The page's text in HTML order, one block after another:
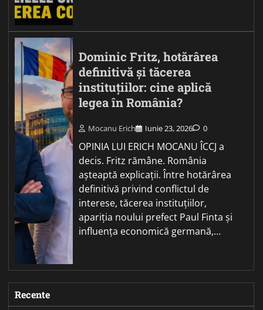
Dominic Fritz, hotărârea
definitivă și tăcerea
instituțiilor: cine aplică
legea în România?
Mocanu Erich Iunie 23, 2026 0
OPINIA LUI ERICH MOCANU ÎCCJ a
decis. Fritz rămâne. România
așteaptă explicații. Între hotărârea
definitivă privind conflictul de
interese, tăcerea instituțiilor,
apariția noului prefect Paul Finta și
influența economică germană,…
Recente